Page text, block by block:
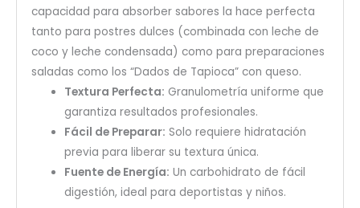
capacidad para absorber sabores la hace perfecta
tanto para postres dulces (combinada con leche de
coco y leche condensada) como para preparaciones
saladas como los “Dados de Tapioca” con queso.
Textura Perfecta: Granulometría uniforme que
garantiza resultados profesionales.
Fácil de Preparar: Solo requiere hidratación
previa para liberar su textura única.
Fuente de Energía: Un carbohidrato de fácil
digestión, ideal para deportistas y niños.